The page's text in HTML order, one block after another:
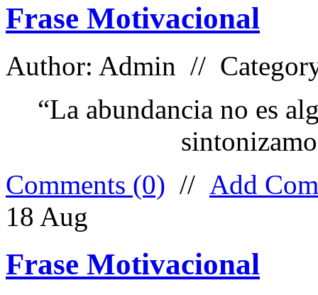
Frase Motivacional
Author: Admin //
“La abundancia no es
Comments (0) // Add
18 Aug
Frase Motivacional